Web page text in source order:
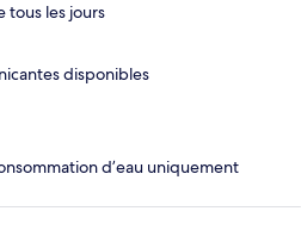
tous les jours
disponibles
d’eau uniquement